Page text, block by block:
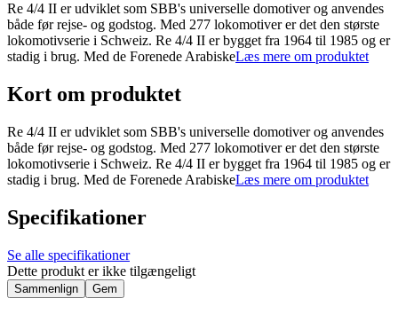
Re 4/4 II er udviklet som SBB's universelle domotiver og anvendes
både før rejse- og godstog. Med 277 lokomotiver er det den største
lokomotivserie i Schweiz. Re 4/4 II er bygget fra 1964 til 1985 og er
stadig i brug. Med de Forenede ArabiskeLæs mere om produktet
Kort om produktet
Re 4/4 II er udviklet som SBB's universelle domotiver og anvendes
både før rejse- og godstog. Med 277 lokomotiver er det den største
lokomotivserie i Schweiz. Re 4/4 II er bygget fra 1964 til 1985 og er
stadig i brug. Med de Forenede ArabiskeLæs mere om produktet
Specifikationer
Se alle specifikationer
Dette produkt er ikke tilgængeligt
Sammenlign Gem